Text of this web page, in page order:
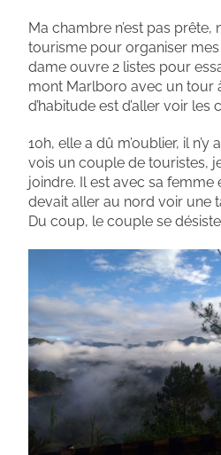
Ma chambre n’est pas
tourisme pour organiser mes
dame ouvre 2 listes pour
mont Marlboro avec un tour
d’habitude est d’aller voir
10h, elle a dû m’oublier, il
vois un couple de touristes,
joindre. Il est avec sa femme
devait aller au nord voir une
Du coup, le couple se